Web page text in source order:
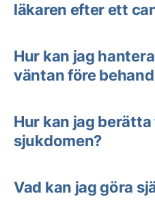
läkaren efter ett
Hur kan jag
väntan före
Hur kan jag
sjukdomen?
Vad kan jag göra